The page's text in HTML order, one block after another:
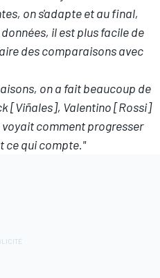
on s'adapte et au final,
il est plus facile de
des comparaisons avec
on a fait beaucoup de
[Viñales], Valentino [Rossi]
comment progresser
ce qui compte."